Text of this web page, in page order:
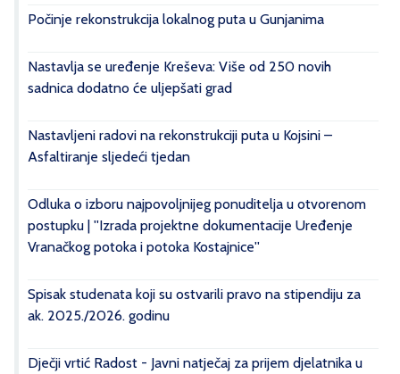
Počinje rekonstrukcija lokalnog puta u Gunjanima
Nastavlja se uređenje Kreševa: Više od 250 novih
sadnica dodatno će uljepšati grad
Nastavljeni radovi na rekonstrukciji puta u Kojsini –
Asfaltiranje sljedeći tjedan
Odluka o izboru najpovoljnijeg ponuditelja u otvorenom
postupku | ''Izrada projektne dokumentacije Uređenje
Vranačkog potoka i potoka Kostajnice''
Spisak studenata koji su ostvarili pravo na stipendiju za
ak. 2025./2026. godinu
Dječji vrtić Radost - Javni natječaj za prijem djelatnika u